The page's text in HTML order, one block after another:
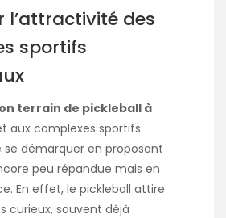
l’attractivité des
sportifs
terrain de pickleball à
aux complexes sportifs
démarquer en proposant
peu répandue mais en
En effet, le pickleball attire
curieux, souvent déjà